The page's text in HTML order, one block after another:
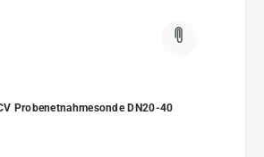
Probenetnahmesonde DN20-40